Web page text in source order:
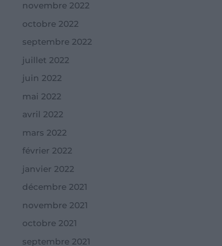
novembre 2022
octobre 2022
septembre 2022
juillet 2022
juin 2022
mai 2022
avril 2022
mars 2022
février 2022
janvier 2022
décembre 2021
novembre 2021
octobre 2021
septembre 2021